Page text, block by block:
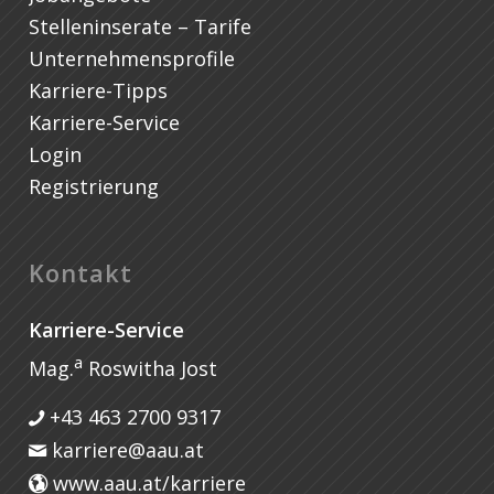
Stelleninserate – Tarife
Unternehmensprofile
Karriere-Tipps
Karriere-Service
Login
Registrierung
Kontakt
Karriere-Service
Mag.a Roswitha Jost
+43 463 2700 9317
karriere@aau.at
www.aau.at/karriere